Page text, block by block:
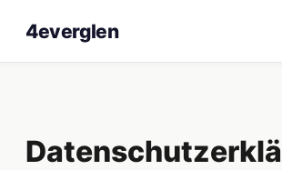
4everglen